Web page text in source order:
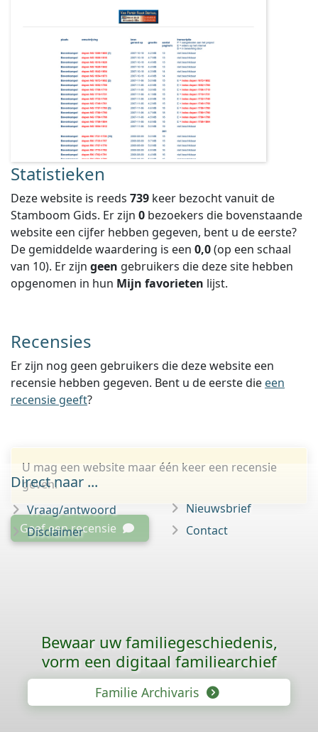
Statistieken
Deze website is reeds 739 keer bezocht vanuit de
Stamboom Gids. Er zijn 0 bezoekers die bovenstaande
website een cijfer hebben gegeven, bent u de eerste?
De gemiddelde waardering is een 0,0(op een schaal
van 10). Er zijn geen gebruikers die deze site hebben
opgenomen in hun Mijn favorieten lijst.
Recensies
Er zijn nog geen gebruikers die deze website een
recensie hebben gegeven. Bent u de eerste die een
recensie geeft?
U mag een website maar één keer een recensie
geven.
Geef een recensie
Direct naar ...
Vraag/antwoord
Disclaimer
Nieuwsbrief
Contact
Bewaar uw familie­geschiedenis,
vorm een digitaal familiearchief
Familie Archivaris